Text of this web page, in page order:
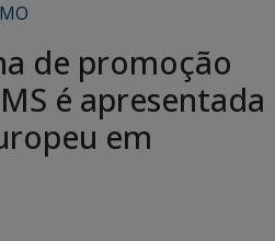
de promoção
é apresentada
em